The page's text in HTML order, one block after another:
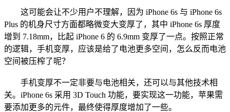
这可能会让不少用户不理解，因为 iPhone 6s 与 iPhone 6s
Plus 的机身尺寸方面都略微变大变厚了，其中 iPhone 6s 厚度
增到 7.18mm，比起 iPhone 6 的 6.9mm 变厚了一点。按照正常
的逻辑，手机变厚，应该是给了电池更多空间，怎么反而电池
空间被压榨了呢？
手机变厚不一定非要与电池相关，还可以与其他技术相
关。iPhone 6s 采用 3D Touch 功能，要实现这一功能，苹果需
要添加更多的元件，最终使得厚度增加了一些。